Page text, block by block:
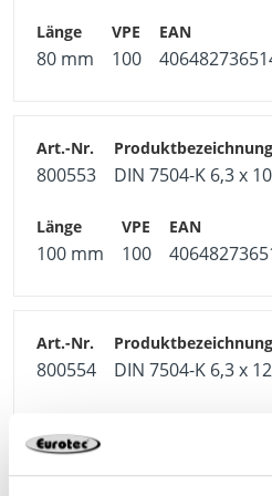
Auf Anfrage sowie ab einer
80 mm 100
800553 DIN 7504-K 6,3 x
100 mm 100
800554 DIN 7504-K 6,3 x
120 mm